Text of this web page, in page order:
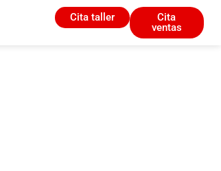
Cita taller
Cita
ventas